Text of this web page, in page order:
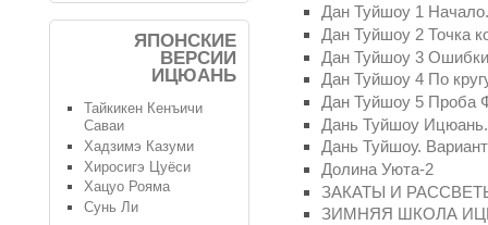
Дан Туйшоу 1
Дан Туйшоу 2 Точка
Дан Туйшоу 3
Дан Туйшоу 4 По
Дан Туйшоу 5 Проба
Дань Туйшоу
Дань Туйшоу.
Долина Уюта-2
ЗАКАТЫ И
ЗИМНЯЯ ШКОЛА
ЯПОНСКИЕ
ВЕРСИИ
ИЦЮАНЬ
Тайкикен Кенъичи
Саваи
Хадзимэ Казуми
Хиросигэ Цуёси
Хацуо Рояма
Сунь Ли